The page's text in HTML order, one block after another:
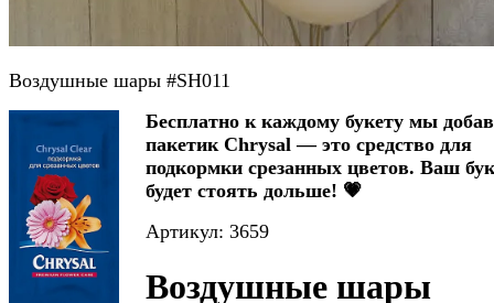
Воздушные шары #SH011
Бесплатно к каждому букету мы
пакетик Chrysal — это средство для
подкормки срезанных цветов. Ваш
будет стоять дольше! 💗
Артикул: 3659
Воздушные шары